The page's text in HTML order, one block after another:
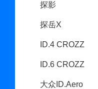
探影
探岳X
ID.4 CROZZ
ID.6 CROZZ
大众ID.Aero